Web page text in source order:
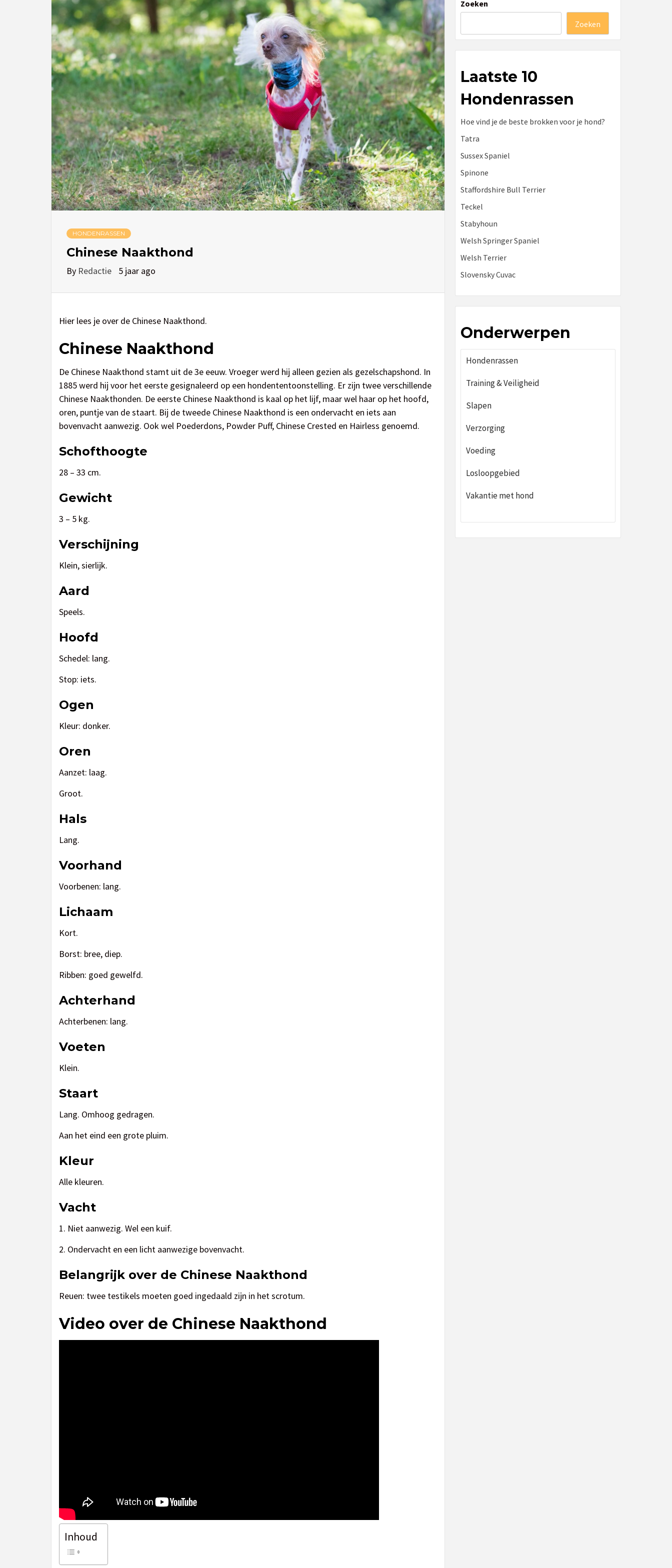
HONDENRASSEN
Chinese Naakthond
By Redactie 5 jaar ago
Hier lees je over de Chinese Naakthond.
Chinese Naakthond
De Chinese Naakthond stamt uit de 3e eeuw. Vroeger werd hij alleen gezien als gezelschapshond. In
1885 werd hij voor het eerste gesignaleerd op een hondententoonstelling. Er zijn twee verschillende
Chinese Naakthonden. De eerste Chinese Naakthond is kaal op het lijf, maar wel haar op het hoofd,
oren, puntje van de staart. Bij de tweede Chinese Naakthond is een ondervacht en iets aan
bovenvacht aanwezig. Ook wel Poederdons, Powder Puff, Chinese Crested en Hairless genoemd.
Schofthoogte
28 – 33 cm.
Gewicht
3 – 5 kg.
Verschijning
Klein, sierlijk.
Aard
Speels.
Hoofd
Schedel: lang.
Stop: iets.
Ogen
Kleur: donker.
Oren
Aanzet: laag.
Groot.
Hals
Lang.
Voorhand
Voorbenen: lang.
Lichaam
Kort.
Borst: bree, diep.
Ribben: goed gewelfd.
Achterhand
Achterbenen: lang.
Voeten
Klein.
Staart
Lang. Omhoog gedragen.
Aan het eind een grote pluim.
Kleur
Alle kleuren.
Vacht
1. Niet aanwezig. Wel een kuif.
2. Ondervacht en een licht aanwezige bovenvacht.
Belangrijk over de Chinese Naakthond
Reuen: twee testikels moeten goed ingedaald zijn in het scrotum.
Video over de Chinese Naakthond
Inhoud
Zoeken
Zoeken
Laatste 10
Hondenrassen
Hoe vind je de beste brokken voor je hond?
Tatra
Sussex Spaniel
Spinone
Staffordshire Bull Terrier
Teckel
Stabyhoun
Welsh Springer Spaniel
Welsh Terrier
Slovensky Cuvac
Onderwerpen
Hondenrassen
Training & Veiligheid
Slapen
Verzorging
Voeding
Losloopgebied
Vakantie met hond